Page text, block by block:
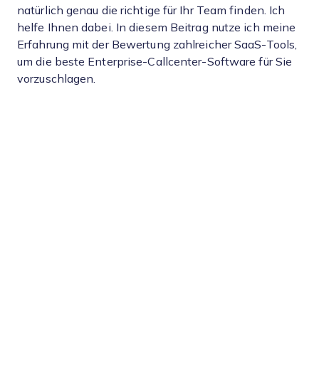
natürlich genau die richtige für Ihr Team finden. Ich
helfe Ihnen dabei. In diesem Beitrag nutze ich meine
Erfahrung mit der Bewertung zahlreicher SaaS-Tools,
um die beste Enterprise-Callcenter-Software für Sie
vorzuschlagen.